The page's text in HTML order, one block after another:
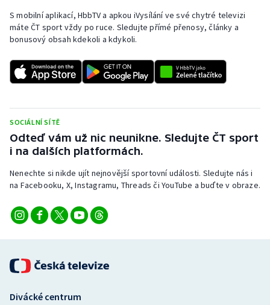
Rychlostní kanoistika
Short track
Stolní tenis
Triatlon
Veslování
Vodní slalom
Ostatní
S mobilní aplikací, HbbTV a apkou iVysílání ve své chytré televizi
máte ČT sport vždy po ruce. Sledujte přímé přenosy, články a
bonusový obsah kdekoli a kdykoli.
SOCIÁLNÍ SÍTĚ
Odteď vám už nic neunikne. Sledujte ČT sport
i na dalších platformách.
Nenechte si nikde ujít nejnovější sportovní události. Sledujte nás i
na Facebooku, X, Instagramu, Threads či YouTube a buďte v obraze.
Divácké centrum